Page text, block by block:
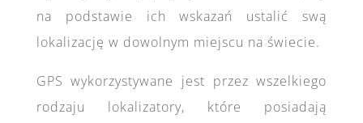
na podstawie ich wskazań ustalić swą
lokalizację w dowolnym miejscu na świecie.
GPS wykorzystywane jest przez wszelkiego
rodzaju lokalizatory, które posiadają